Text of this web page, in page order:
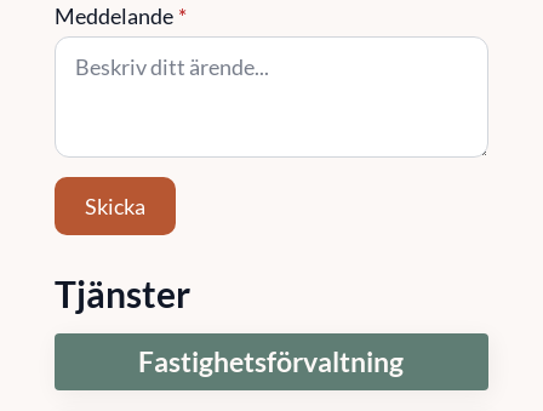
Meddelande *
Skicka
Tjänster
Fastighetsförvaltning